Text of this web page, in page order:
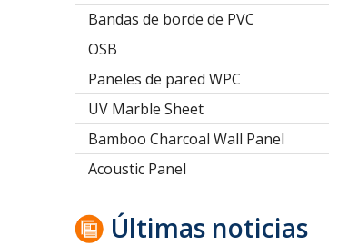
Bandas de borde de PVC
OSB
Paneles de pared WPC
UV Marble Sheet
Bamboo Charcoal Wall Panel
Acoustic Panel
Últimas noticias